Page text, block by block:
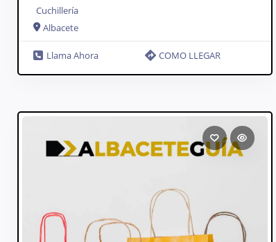
Cuchillería
Albacete
Llama Ahora COMO LLEGAR